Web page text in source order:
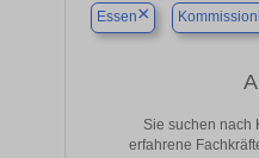
Essen×
Sie suchen nach
erfahrene